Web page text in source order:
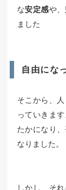
な安定感や、
ました
自由にな
そこから、
っていきま
たかになり
なりました。
しかし、そ